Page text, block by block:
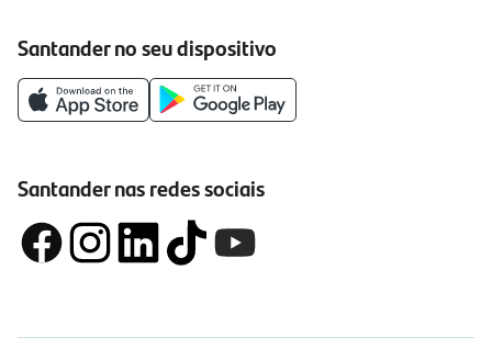
Santander no seu dispositivo
Santander nas redes sociais